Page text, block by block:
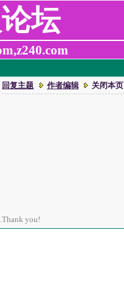
坛
回复主题 作者编辑 关闭本页
you!